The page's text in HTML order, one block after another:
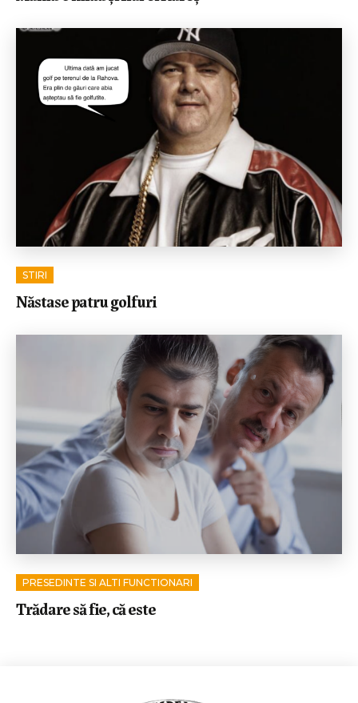
STIRI
Năstase patru golfuri
PRESEDINTE SI ALTI FUNCTIONARI
Trădare să fie, că este